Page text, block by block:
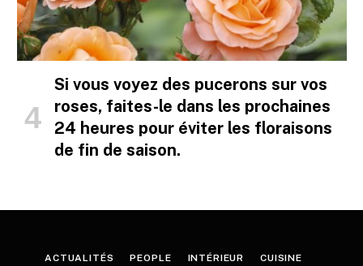
Si vous voyez des pucerons sur vos
roses, faites-le dans les prochaines
24 heures pour éviter les floraisons
de fin de saison.
ACTUALITÉS PEOPLE INTÉRIEUR CUISINE